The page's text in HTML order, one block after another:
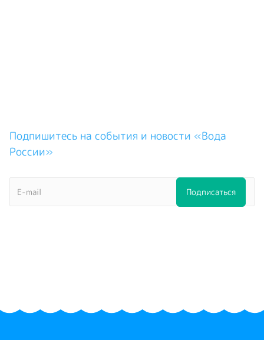
Подпишитесь на события и новости «Вода
России»